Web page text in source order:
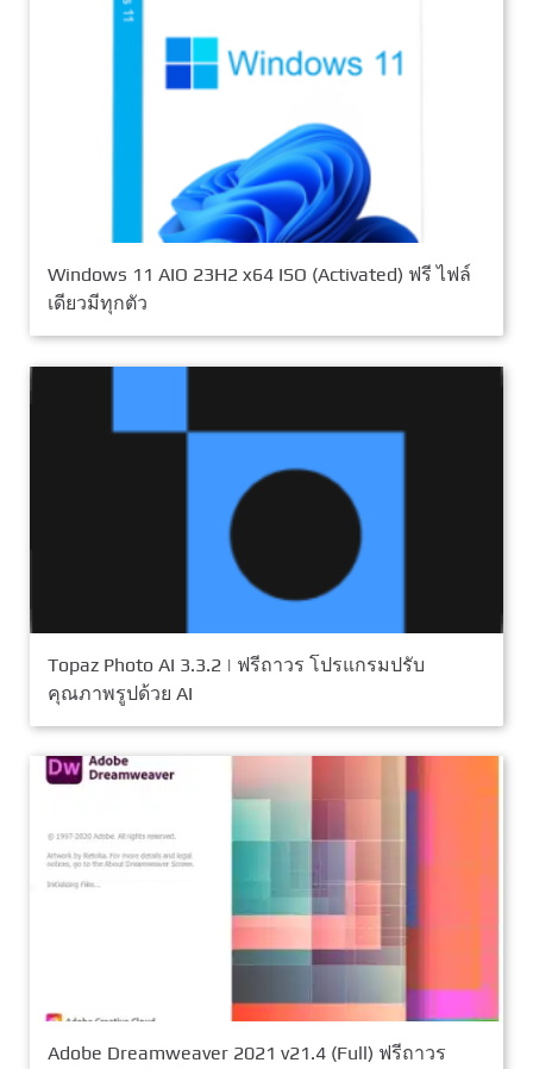
Windows 11 AIO 23H2 x64 ISO (Activated) ฟรี ไฟล์
เดียวมีทุกตัว
Topaz Photo AI 3.3.2 | ฟรีถาวร โปรแกรมปรับ
คุณภาพรูปด้วย AI
Adobe Dreamweaver 2021 v21.4 (Full) ฟรีถาวร